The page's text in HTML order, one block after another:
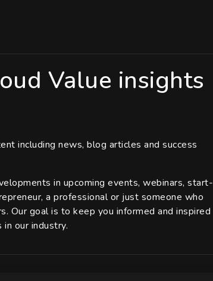
Value insights
including news, blog articles and success
in upcoming events, webinars, start-
a professional or just someone who
Our goal is to keep you informed and inspired
our industry.